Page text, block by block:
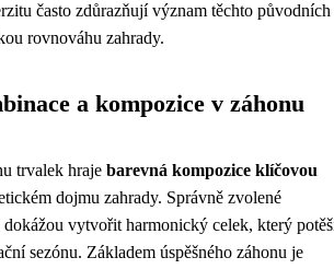
často zdůrazňují význam těchto původních
rovnováhu zahrady.
a kompozice v záhonu
trvalek hraje barevná kompozice klíčovou
dojmu zahrady. Správně zvolené
dokážou vytvořit harmonický celek, který
sezónu. Základem úspěšného záhonu je